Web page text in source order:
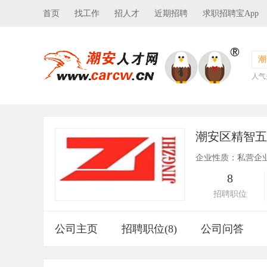
首页 找工作 招人才 近期招聘 求职招聘宝App
人
潮安区精智
企业性质：私营企
8
招聘职位
公司主页 招聘职位(8) 公司问答